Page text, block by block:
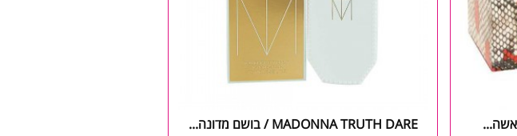
MADONNA TRUTH DARE / בושם מדונה...